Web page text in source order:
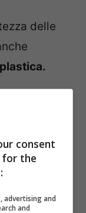
delle
andare il
prima di
crisi
consent
for the
advertising and
and